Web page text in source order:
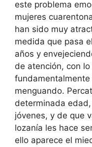
este problema
mujeres
han sido muy
medida que pasa
años y
de atención, con
menguando.
determinada
jóvenes, y de que
lozanía les hace
ello aparece el